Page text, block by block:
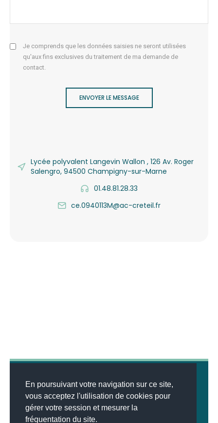
En poursuivant votre navigation sur ce site,
vous acceptez l'utilisation de cookies pour
gérer votre session et mesurer la
fréquentation du site.
Je comprends que les données saisies ne seront utilisées
qu'aux fins exclusives du traitement de ma demande de
contact.
ENVOYER LE MESSAGE
Lycée polyvalent Langevin Wallon , 126 Av. Roger
Salengro, 94500 Champigny-sur-Marne
01.48.81.28.33
ce.0940113M@ac-creteil.fr
© 2026